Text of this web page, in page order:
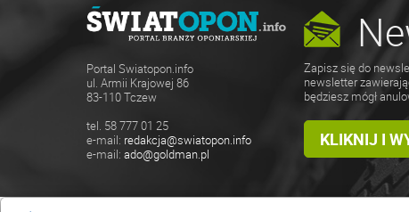
Portal Swiatopon.info
ul. Armii Krajowej 86
83-110 Tczew
tel. 58 777 01 25
e-mail: redakcja@swiatopon.info
e-mail: ado@goldman.pl
Zapisz się do
newsletter
będziesz mógł
KLIKNIJ I